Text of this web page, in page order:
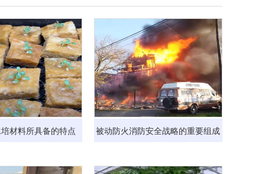
材料所具备的特点 被动防火消防安全战略的重要组成